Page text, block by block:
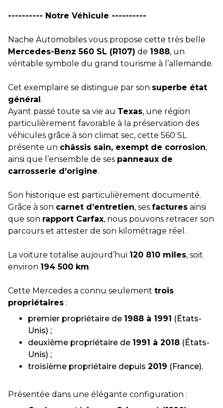
---------- Notre Véhicule ----------
Nache Automobiles vous propose cette très belle
Mercedes-Benz 560 SL (R107) de 1988, un
véritable symbole du grand tourisme à l’allemande.
Cet exemplaire se distingue par son superbe état
général.
Ayant passé toute sa vie au Texas, une région
particulièrement favorable à la préservation des
véhicules grâce à son climat sec, cette 560 SL
présente un châssis sain, exempt de corrosion,
ainsi que l’ensemble de ses panneaux de
carrosserie d’origine.
Son historique est particulièrement documenté.
Grâce à son carnet d’entretien, ses factures ainsi
que son rapport Carfax, nous pouvons retracer son
parcours et attester de son kilométrage réel.
La voiture totalise aujourd’hui 120 810 miles, soit
environ 194 500 km.
Cette Mercedes a connu seulement trois
propriétaires :
premier propriétaire de 1988 à 1991 (États-
Unis) ;
deuxième propriétaire de 1991 à 2018 (États-
Unis) ;
troisième propriétaire depuis 2019 (France).
Présentée dans une élégante configuration :